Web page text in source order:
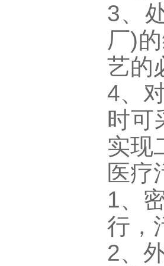
3、
厂)
艺的
4、
时可
实现
医疗
1、
行，
2、